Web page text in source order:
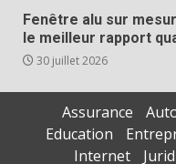
Fenêtre alu sur
le meilleur rapport
30 juillet 2026
Assurance
Education
Internet